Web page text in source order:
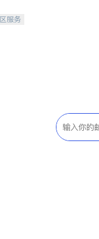
服务